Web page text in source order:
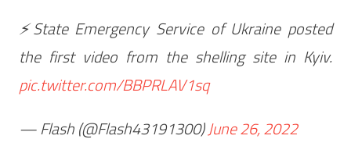
⚡️State Emergency Service of Ukraine posted
the first video from the shelling site in Kyiv.
pic.twitter.com/BBPRLAV1sq
— Flash (@Flash43191300)June 26, 2022